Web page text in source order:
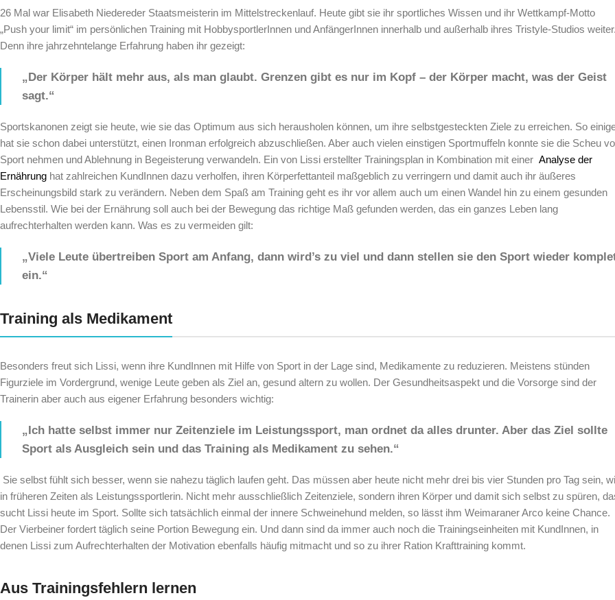
26 Mal war Elisabeth Niedereder Staatsmeisterin im Mittelstreckenlauf. Heute gibt sie ihr sportliches Wissen und ihr Wettkampf-Motto
„Push your limit“ im persönlichen Training mit HobbysportlerInnen und AnfängerInnen innerhalb und außerhalb ihres Tristyle-Studios
Denn ihre jahrzehntelange Erfahrung haben ihr gezeigt:
„Der Körper hält mehr aus, als man glaubt. Grenzen gibt es nur im Kopf – der Körper macht, was der Geist
sagt.“
Sportskanonen zeigt sie heute, wie sie das Optimum aus sich herausholen können, um ihre selbstgesteckten Ziele zu erreichen. So
hat sie schon dabei unterstützt, einen Ironman erfolgreich abzuschließen. Aber auch vielen einstigen Sportmuffeln konnte sie die Scheu
Sport nehmen und Ablehnung in Begeisterung verwandeln. Ein von Lissi erstellter Trainingsplan in Kombination mit einer Analyse der
Ernährung hat zahlreichen KundInnen dazu verholfen, ihren Körperfettanteil maßgeblich zu verringern und damit auch ihr äußeres
Erscheinungsbild stark zu verändern. Neben dem Spaß am Training geht es ihr vor allem auch um einen Wandel hin zu einem gesunden
Lebensstil. Wie bei der Ernährung soll auch bei der Bewegung das richtige Maß gefunden werden, das ein ganzes Leben lang
aufrechterhalten werden kann. Was es zu vermeiden gilt:
„Viele Leute übertreiben Sport am Anfang, dann wird’s zu viel und dann stellen sie den Sport wieder
ein.“
Training als Medikament
Besonders freut sich Lissi, wenn ihre KundInnen mit Hilfe von Sport in der Lage sind, Medikamente zu reduzieren. Meistens stünden
Figurziele im Vordergrund, wenige Leute geben als Ziel an, gesund altern zu wollen. Der Gesundheitsaspekt und die Vorsorge sind der
Trainerin aber auch aus eigener Erfahrung besonders wichtig:
„Ich hatte selbst immer nur Zeitenziele im Leistungssport, man ordnet da alles drunter. Aber das Ziel sollte
Sport als Ausgleich sein und das Training als Medikament zu sehen.“
Sie selbst fühlt sich besser, wenn sie nahezu täglich laufen geht. Das müssen aber heute nicht mehr drei bis vier Stunden pro Tag sein,
in früheren Zeiten als Leistungssportlerin. Nicht mehr ausschließlich Zeitenziele, sondern ihren Körper und damit sich selbst zu spüren,
sucht Lissi heute im Sport. Sollte sich tatsächlich einmal der innere Schweinehund melden, so lässt ihm Weimaraner Arco keine Chance.
Der Vierbeiner fordert täglich seine Portion Bewegung ein. Und dann sind da immer auch noch die Trainingseinheiten mit KundInnen, in
denen Lissi zum Aufrechterhalten der Motivation ebenfalls häufig mitmacht und so zu ihrer Ration Krafttraining kommt.
Aus Trainingsfehlern lernen